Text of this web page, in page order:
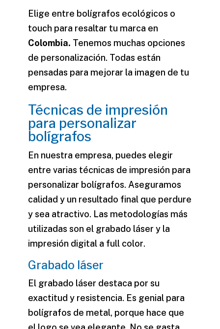
Elige entre bolígrafos ecológicos o
touch para resaltar tu marca en
Colombia. Tenemos muchas opciones
de personalización. Todas están
pensadas para mejorar la imagen de tu
empresa.
Técnicas de impresión
para personalizar
bolígrafos
En nuestra empresa, puedes elegir
entre varias técnicas de impresión para
personalizar bolígrafos. Aseguramos
calidad y un resultado final que perdure
y sea atractivo. Las metodologías más
utilizadas son el grabado láser y la
impresión digital a full color.
Grabado láser
El grabado láser destaca por su
exactitud y resistencia. Es genial para
bolígrafos de metal, porque hace que